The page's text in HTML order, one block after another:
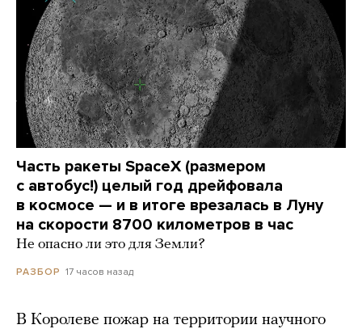
Часть ракеты SpaceX (размером
с автобус!) целый год дрейфовала
в космосе — и в итоге врезалась в Луну
на скорости 8700 километров в час
Не опасно ли это для Земли?
РАЗБОР 17 часов назад
В Королеве пожар на территории научного